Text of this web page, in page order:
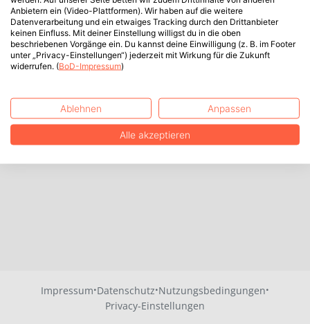
Impressum·Datenschutz·Nutzungsbedingungen·
Privacy-Einstellungen
Anbietern ein (Video-Plattformen). Wir haben auf die weitere
Datenverarbeitung und ein etwaiges Tracking durch den Drittanbieter
keinen Einfluss. Mit deiner Einstellung willigst du in die oben
beschriebenen Vorgänge ein. Du kannst deine Einwilligung (z. B. im Footer
unter „Privacy-Einstellungen“) jederzeit mit Wirkung für die Zukunft
widerrufen. (BoD-Impressum)
Ablehnen Anpassen
Alle akzeptieren